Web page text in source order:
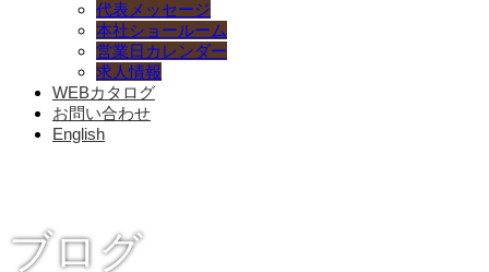
代表メッセージ
本社ショールーム
営業日カレンダー
求人情報
WEBカタログ
お問い合わせ
English
ブログ